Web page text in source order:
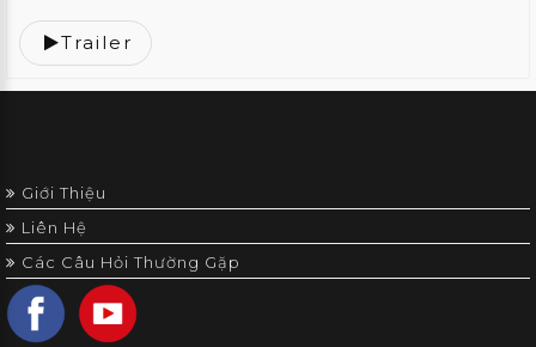
Trailer
Giới Thiệu
Liên Hệ
Các Câu Hỏi Thường Gặp